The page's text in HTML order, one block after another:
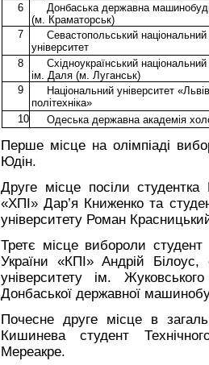
6
Донбаська державна
(м. Краматорськ)
7
Севастопольський національний
університет
8
Східноукраїнський національний
ім. Даля (м. Луганськ)
9
Національний університет
політехніка»
10
Одеська державна академія
Перше місце на олімпіаді
Юдін.
Друге місце посіли студентка
«ХПІ» Дар’я Книженко та
університету Роман
Третє місце вибороли студент
України «КПІ» Андрій Білоус,
університету ім.
Донбаської державної
Почесне друге місце в
Кишинева студент
Мереакре.